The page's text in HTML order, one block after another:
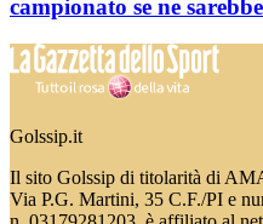
campionato se ne
Golssip.it
Il sito Golssip di titolarità di
Via P.G. Martini, 35 C.F./PI e